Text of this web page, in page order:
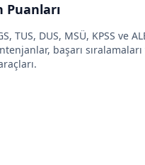
Puanları
TUS, DUS, MSÜ, KPSS ve
başarı